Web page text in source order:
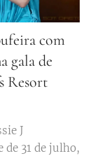
com
gala de
Resort
J
31 de julho,